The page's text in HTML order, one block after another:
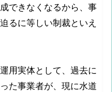
できなくなるから、事
るに等しい制裁といえ
用実体として、過去に
た事業者が、現に水道